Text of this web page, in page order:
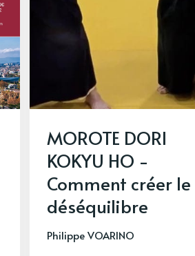
MOROTE DORI
KOKYU HO -
Comment créer le
déséquilibre
Philippe VOARINO